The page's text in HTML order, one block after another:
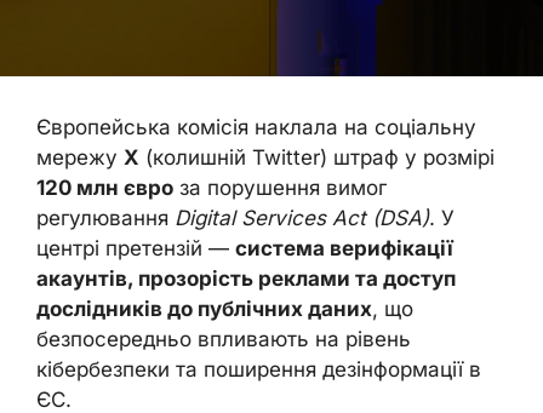
Європейська комісія наклала на соціальну
мережу X (колишній Twitter) штраф у розмірі
120 млн євро за порушення вимог
регулювання Digital Services Act (DSA). У
центрі претензій — система верифікації
акаунтів, прозорість реклами та доступ
дослідників до публічних даних, що
безпосередньо впливають на рівень
кібербезпеки та поширення дезінформації в
ЄС.